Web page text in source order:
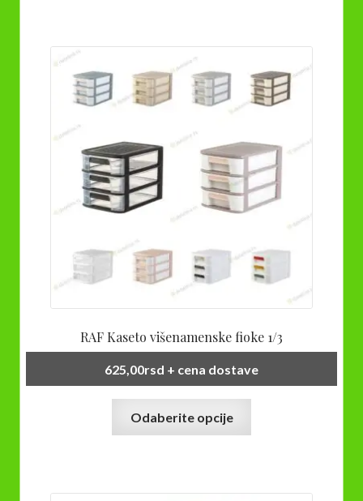
mogu
biti
na
stranici
proizvoda.
RAF Kaseto višenamenske fioke 1/3
625,00rsd + cena dostave
Odaberite opcije
varijanti.